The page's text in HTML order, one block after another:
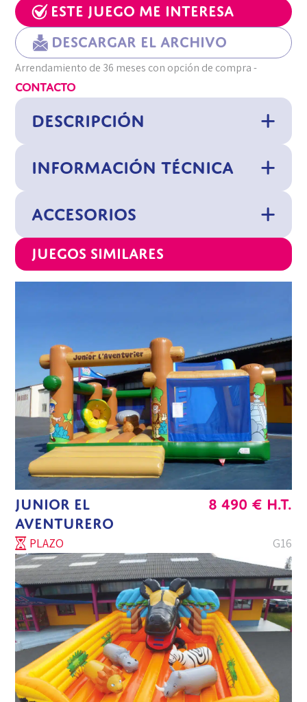
Este juego me interesa
Descargar el archivo
Arrendamiento de 36 meses con opción de compra -
CONTACTO
DESCRIPCIÓN
INFORMACIÓN TÉCNICA
ACCESORIOS
Juegos similares
JUNIOR EL
AVENTURERO
8 490 € H.T.
PLAZO G16